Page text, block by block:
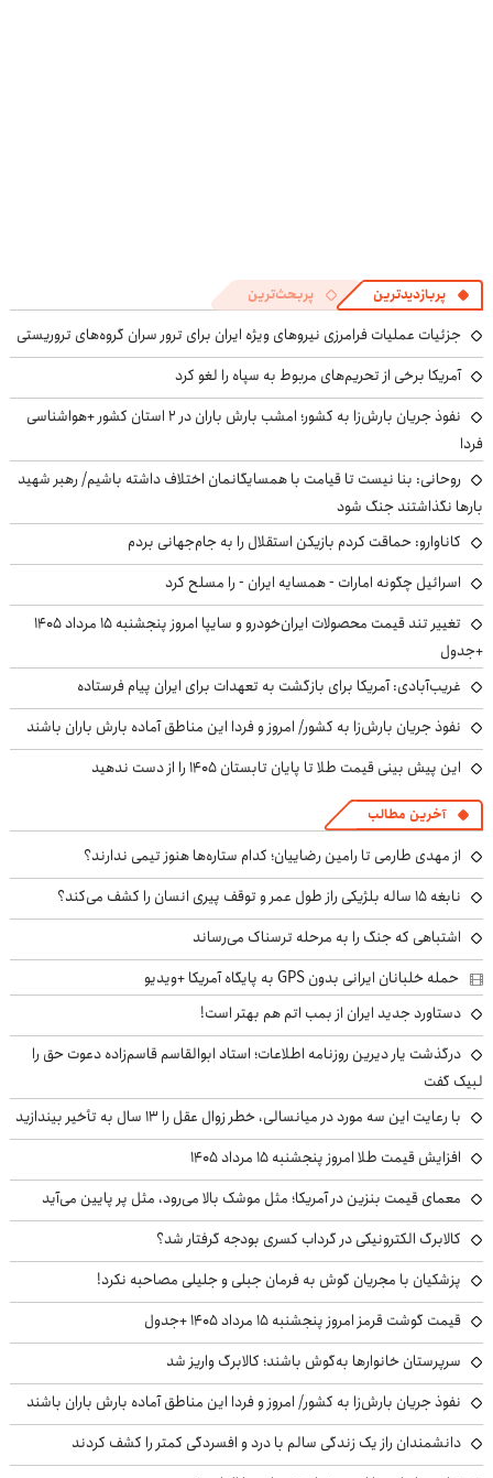
پربازدیدترین پربحث‌ترین
جزئیات عملیات فرامرزی نیروهای ویژه ایران برای ترور سران گروه‌های تروریستی
آمریکا برخی از تحریم‌های مربوط به سپاه را لغو کرد
نفوذ جریان بارش‌زا به کشور؛ امشب بارش باران در ۲ استان کشور +هواشناسی
فردا
روحانی: بنا نیست تا قیامت با همسایگانمان اختلاف داشته باشیم/ رهبر شهید
بارها نگذاشتند جنگ شود
کاناوارو: حماقت کردم بازیکن استقلال را به جام‌جهانی بردم
اسرائیل چگونه امارات - همسایه ایران - را مسلح کرد
تغییر تند قیمت محصولات ایران‌خودرو و سایپا امروز پنجشنبه ۱۵ مرداد ۱۴۰۵
+جدول
غریب‌آبادی: آمریکا برای بازگشت به تعهدات برای ایران پیام فرستاده
نفوذ جریان بارش‌زا به کشور/ امروز و فردا این مناطق آماده بارش باران باشند
این پیش بینی قیمت طلا تا پایان تابستان ۱۴۰۵ را از دست ندهید
آخرین مطالب
از مهدی طارمی تا رامین رضاییان؛ کدام ستاره‌ها هنوز تیمی ندارند؟
نابغه ۱۵ ساله بلژیکی راز طول عمر و توقف پیری انسان را کشف می‌کند؟
اشتباهی که جنگ را به مرحله ترسناک می‌رساند
حمله خلبانان ایرانی بدون GPS به پایگاه آمریکا +ویدیو
دستاورد جدید ایران از بمب اتم هم بهتر است!
درگذشت یار دیرین روزنامه اطلاعات؛ استاد ابوالقاسم قاسم‌زاده دعوت حق را
لبیک گفت
با رعایت این سه مورد در میانسالی، خطر زوال عقل را ۱۳ سال به تأخیر بیندازید
افزایش قیمت طلا امروز پنجشنبه ۱۵ مرداد ۱۴۰۵
معمای قیمت بنزین در آمریکا؛ مثل موشک بالا می‌رود، مثل پر پایین می‌آید
کالابرگ الکترونیکی در گرداب کسری بودجه گرفتار شد؟
پزشکیان با مجریان گوش به فرمان جبلی و جلیلی مصاحبه نکرد!
قیمت گوشت قرمز امروز پنجشنبه ۱۵ مرداد ۱۴۰۵ +جدول
سرپرستان خانوارها به‌گوش باشند؛ کالابرگ واریز شد
نفوذ جریان بارش‌زا به کشور/ امروز و فردا این مناطق آماده بارش باران باشند
دانشمندان راز یک زندگی سالم با درد و افسردگی کمتر را کشف کردند